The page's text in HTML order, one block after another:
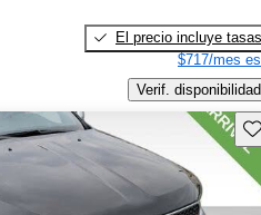
El precio incluye tasas
$717/mes
Verif. disponibilidad